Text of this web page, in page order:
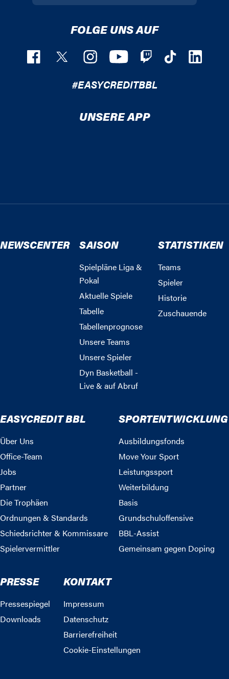
FOLGE UNS AUF
#EASYCREDITBBL
UNSERE APP
NEWSCENTER SAISON
Spielpläne Liga &
Pokal
Aktuelle Spiele
Tabelle
Tabellenprognose
Unsere Teams
Unsere Spieler
Dyn Basketball -
Live & auf Abruf
STATISTIKEN
Teams
Spieler
Historie
Zuschauende
EASYCREDIT BBL
Über Uns
Office-Team
Jobs
Partner
Die Trophäen
Ordnungen & Standards
Schiedsrichter & Kommissare
Spielervermittler
SPORTENTWICKLUNG
Ausbildungsfonds
Move Your Sport
Leistungssport
Weiterbildung
Basis
Grundschuloffensive
BBL-Assist
Gemeinsam gegen Doping
PRESSE
Pressespiegel
Downloads
KONTAKT
Impressum
Datenschutz
Barrierefreiheit
Cookie-Einstellungen